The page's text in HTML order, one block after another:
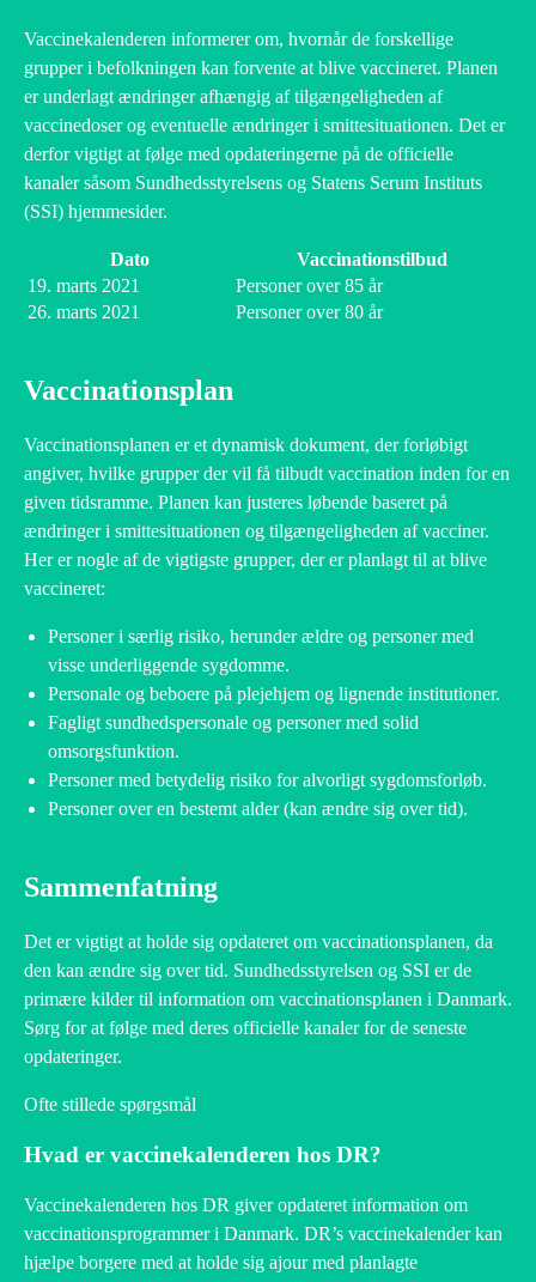
Vaccinekalenderen informerer om, hvornår de forskellige
grupper i befolkningen kan forvente at blive vaccineret. Planen
er underlagt ændringer afhængig af tilgængeligheden af
vaccinedoser og eventuelle ændringer i smittesituationen. Det er
derfor vigtigt at følge med opdateringerne på de officielle
kanaler såsom Sundhedsstyrelsens og Statens Serum Instituts
(SSI) hjemmesider.
Dato
Vaccinationstilbud
19. marts 2021
Personer over 85 år
26. marts 2021
Personer over 80 år
Vaccinationsplan
Vaccinationsplanen er et dynamisk dokument, der forløbigt
angiver, hvilke grupper der vil få tilbudt vaccination inden for en
given tidsramme. Planen kan justeres løbende baseret på
ændringer i smittesituationen og tilgængeligheden af vacciner.
Her er nogle af de vigtigste grupper, der er planlagt til at blive
vaccineret:
Personer i særlig risiko, herunder ældre og personer med
visse underliggende sygdomme.
Personale og beboere på plejehjem og lignende institutioner.
Fagligt sundhedspersonale og personer med solid
omsorgsfunktion.
Personer med betydelig risiko for alvorligt sygdomsforløb.
Personer over en bestemt alder (kan ændre sig over tid).
Sammenfatning
Det er vigtigt at holde sig opdateret om vaccinationsplanen, da
den kan ændre sig over tid. Sundhedsstyrelsen og SSI er de
primære kilder til information om vaccinationsplanen i Danmark.
Sørg for at følge med deres officielle kanaler for de seneste
opdateringer.
Ofte stillede spørgsmål
Hvad er vaccinekalenderen hos DR?
Vaccinekalenderen hos DR giver opdateret information om
vaccinationsprogrammer i Danmark. DR’s vaccinekalender kan
hjælpe borgere med at holde sig ajour med planlagte